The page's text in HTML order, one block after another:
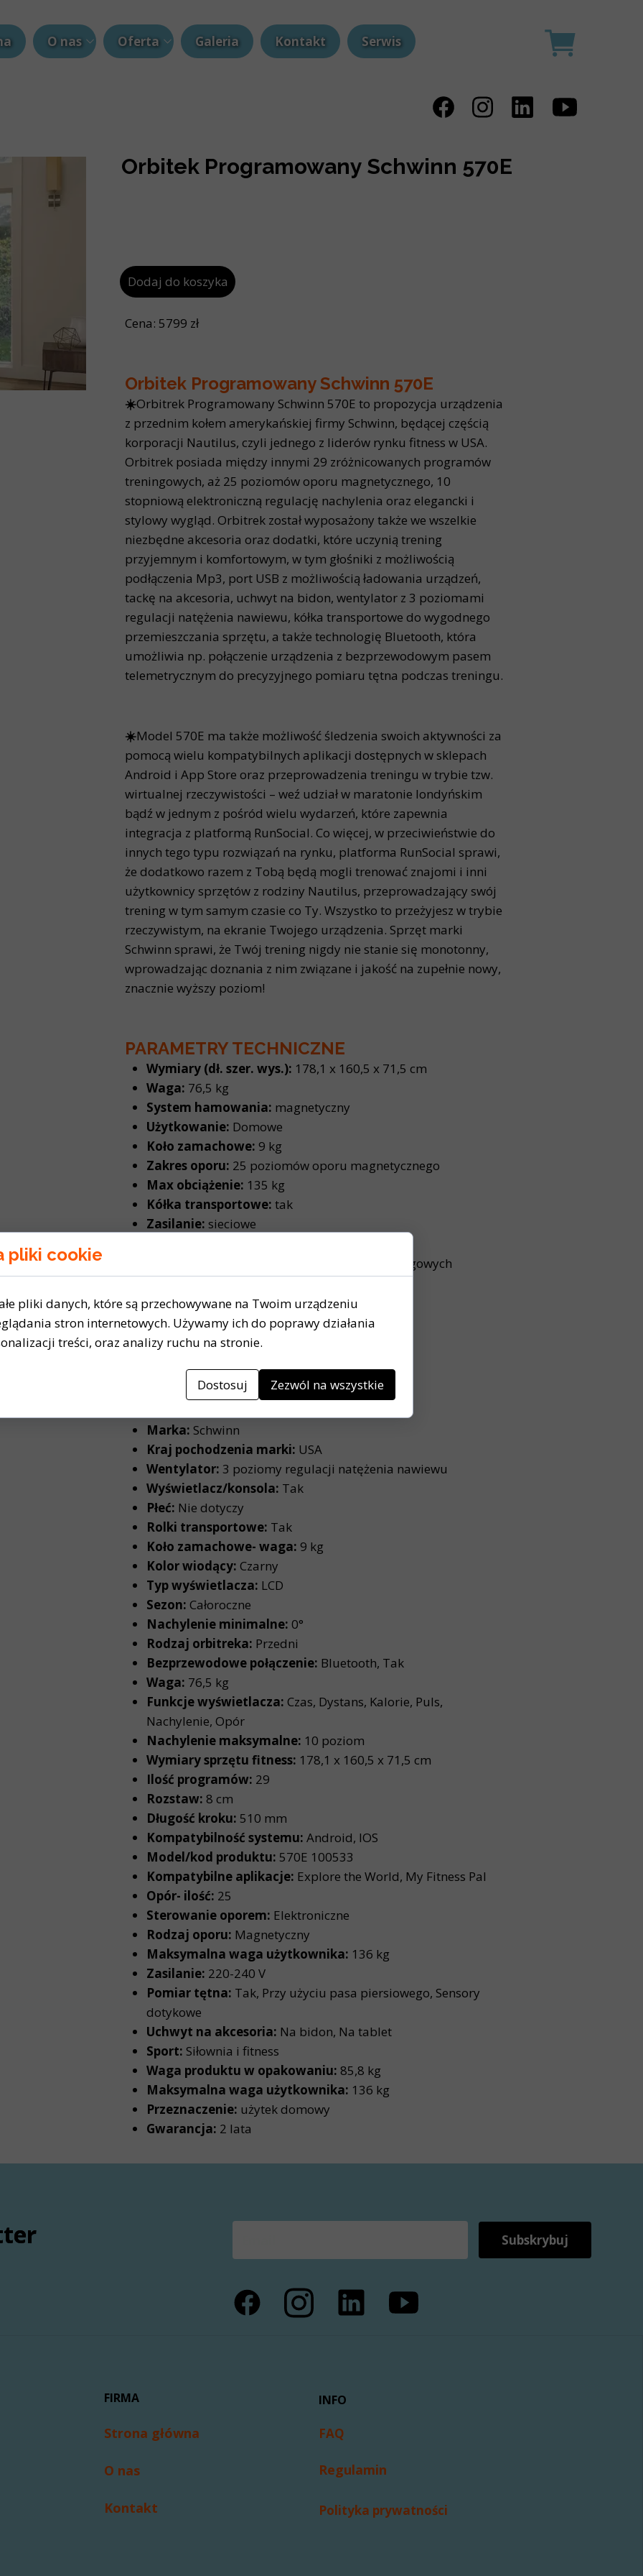
O nas Oferta Galeria Kontakt Serwis
FIRMA
Strona główna
O nas
Kontakt
Subskrybuj
Polityka prywatności
FAQ
Regulamin
INFO
Orbitek Programowany Schwinn 570E
Cena: 5799 zł
Orbitek Programowany Schwinn 570E
☀️Orbitrek Programowany Schwinn 570E to propozycja urządzenia
z przednim kołem amerykańskiej firmy Schwinn, będącej częścią
korporacji Nautilus, czyli jednego z liderów rynku fitness w USA.
Orbitrek posiada między innymi 29 zróżnicowanych programów
treningowych, aż 25 poziomów oporu magnetycznego, 10
stopniową elektroniczną regulację nachylenia oraz elegancki i
stylowy wygląd. Orbitrek został wyposażony także we wszelkie
niezbędne akcesoria oraz dodatki, które uczynią trening
przyjemnym i komfortowym, w tym głośniki z możliwością
podłączenia Mp3, port USB z możliwością ładowania urządzeń,
tackę na akcesoria, uchwyt na bidon, wentylator z 3 poziomami
regulacji natężenia nawiewu, kółka transportowe do wygodnego
przemieszczania sprzętu, a także technologię Bluetooth, która
umożliwia np. połączenie urządzenia z bezprzewodowym pasem
telemetrycznym do precyzyjnego pomiaru tętna podczas treningu.
☀️Model 570E ma także możliwość śledzenia swoich aktywności za
pomocą wielu kompatybilnych aplikacji dostępnych w sklepach
Android i App Store oraz przeprowadzenia treningu w trybie tzw.
wirtualnej rzeczywistości – weź udział w maratonie londyńskim
bądź w jednym z pośród wielu wydarzeń, które zapewnia
integracja z platformą RunSocial. Co więcej, w przeciwieństwie do
innych tego typu rozwiązań na rynku, platforma RunSocial sprawi,
że dodatkowo razem z Tobą będą mogli trenować znajomi i inni
użytkownicy sprzętów z rodziny Nautilus, przeprowadzający swój
trening w tym samym czasie co Ty. Wszystko to przeżyjesz w trybie
rzeczywistym, na ekranie Twojego urządzenia. Sprzęt marki
Schwinn sprawi, że Twój trening nigdy nie stanie się monotonny,
wprowadzając doznania z nim związane i jakość na zupełnie nowy,
znacznie wyższy poziom!
PARAMETRY TECHNICZNE
Wymiary (dł. szer. wys.): 178,1 x 160,5 x 71,5 cm
Waga: 76,5 kg
System hamowania: magnetyczny
Użytkowanie: Domowe
Koło zamachowe: 9 kg
Zakres oporu: 25 poziomów oporu magnetycznego
Max obciążenie: 135 kg
Kółka transportowe: tak
Zasilanie: sieciowe
29 programów treningowych
Dystans:tak
Czas: tak
Kalorie:tak
Marka: Schwinn
Kraj pochodzenia marki: USA
Wentylator: 3 poziomy regulacji natężenia nawiewu
Wyświetlacz/konsola: Tak
Płeć: Nie dotyczy
Rolki transportowe: Tak
Koło zamachowe- waga: 9 kg
Kolor wiodący: Czarny
Typ wyświetlacza: LCD
Sezon: Całoroczne
Nachylenie minimalne: 0°
Rodzaj orbitreka: Przedni
Bezprzewodowe połączenie: Bluetooth, Tak
Waga: 76,5 kg
Funkcje wyświetlacza: Czas, Dystans, Kalorie, Puls,
Nachylenie, Opór
Nachylenie maksymalne: 10 poziom
Wymiary sprzętu fitness: 178,1 x 160,5 x 71,5 cm
Ilość programów: 29
Rozstaw: 8 cm
Długość kroku: 510 mm
Kompatybilność systemu: Android, IOS
Model/kod produktu: 570E 100533
Kompatybilne aplikacje: Explore the World, My Fitness Pal
Opór- ilość: 25
Sterowanie oporem: Elektroniczne
Rodzaj oporu: Magnetyczny
Maksymalna waga użytkownika: 136 kg
Zasilanie: 220-240 V
Pomiar tętna: Tak, Przy użyciu pasa piersiowego, Sensory
dotykowe
Uchwyt na akcesoria: Na bidon, Na tablet
Sport: Siłownia i fitness
Waga produktu w opakowaniu: 85,8 kg
Maksymalna waga użytkownika: 136 kg
Przeznaczenie: użytek domowy
Gwarancja: 2 lata
Dodaj do koszyka
pliki cookie
pliki danych, które są przechowywane na Twoim urządzeniu
stron internetowych. Używamy ich do poprawy działania
treści, oraz analizy ruchu na stronie.
Dostosuj Zezwól na wszystkie